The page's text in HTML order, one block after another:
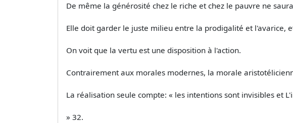
De même la générosité chez le riche et chez le pauvre ne
Elle doit garder le juste milieu entre la prodigalité et l'avarice,
On voit que la vertu est une disposition à l'action.
Contrairement aux morales modernes, la morale
La réalisation seule compte: « les intentions sont invisibles et
» 32.